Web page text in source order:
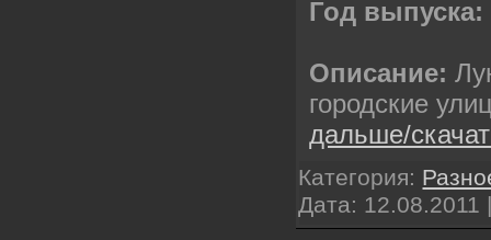
Год выпуска:
Описание:
городские
дальше/
Категория:
Дата: 12.08.2011